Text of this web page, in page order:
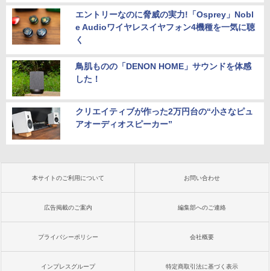
エントリーなのに脅威の実力!「Osprey」Nobl
e Audioワイヤレスイヤフォン4機種を一気に聴
く
鳥肌ものの「DENON HOME」サウンドを体感
した！
クリエイティブが作った2万円台の“小さなピュ
アオーディオスピーカー”
本サイトのご利用について お問い合わせ
広告掲載のご案内 編集部へのご連絡
プライバシーポリシー 会社概要
インプレスグループ 特定商取引法に基づく表示